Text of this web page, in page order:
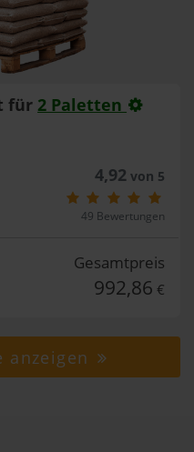
für 2 Paletten
4,92von 5
49 Bewertungen
Gesamtpreis
992,86 €
anzeigen